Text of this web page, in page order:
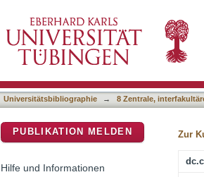
Universitätsbibliographie → 8 Zentrale,
Zur
PUBLIKATION MELDEN
Hilfe und Informationen